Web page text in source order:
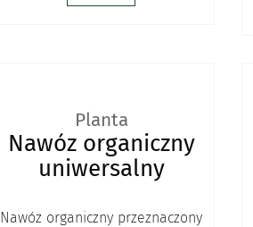
Planta
Nawóz organiczny
uniwersalny
Nawóz organiczny przeznaczony